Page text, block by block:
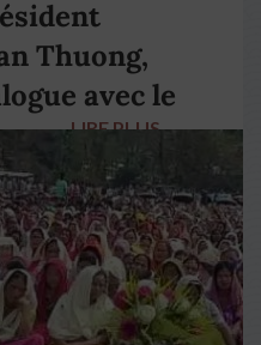
Thuong,
avec le
LIRE PLUS →